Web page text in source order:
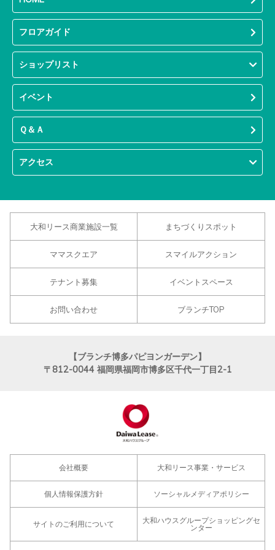
フロアガイド
ショップリスト
イベント
Ｑ＆Ａ
アクセス
大和リース商業施設一覧 まちづくりスポット
ママスクエア スマイルアクション
テナント募集 イベントスペース
お問い合わせ ブランチTOP
【ブランチ博多パピヨンガーデン】
〒812-0044 福岡県福岡市博多区千代一丁目2-1
会社概要 大和リース事業・サービス
個人情報保護方針 ソーシャルメディアポリシー
サイトのご利用について
大和ハウスグループショッピングセ
ンター